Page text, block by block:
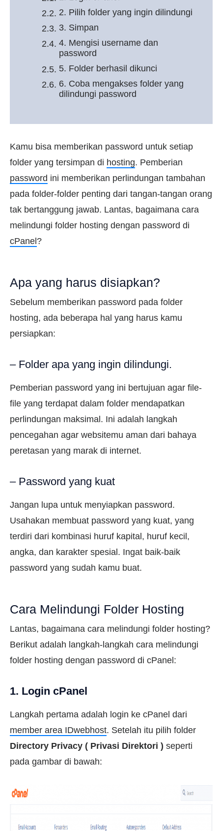
2. Pilih folder yang ingin dilindungi
3. Simpan
4. Mengisi username dan
password
5. Folder berhasil dikunci
6. Coba mengakses folder yang
dilindungi password
Kamu bisa memberikan password untuk setiap
folder yang tersimpan di hosting. Pemberian
password ini memberikan perlindungan tambahan
pada folder-folder penting dari tangan-tangan orang
tak bertanggung jawab. Lantas, bagaimana cara
melindungi folder hosting dengan password di
cPanel ?
Apa yang harus disiapkan?
Sebelum memberikan password pada folder
hosting, ada beberapa hal yang harus kamu
persiapkan:
– Folder apa yang ingin dilindungi.
Pemberian password yang ini bertujuan agar file-
file yang terdapat dalam folder mendapatkan
perlindungan maksimal. Ini adalah langkah
pencegahan agar websitemu aman dari bahaya
peretasan yang marak di internet.
– Password yang kuat
Jangan lupa untuk menyiapkan password.
Usahakan membuat password yang kuat, yang
terdiri dari kombinasi huruf kapital, huruf kecil,
angka, dan karakter spesial. Ingat baik-baik
password yang sudah kamu buat.
Cara Melindungi Folder Hosting
Lantas, bagaimana cara melindungi folder hosting?
Berikut adalah langkah-langkah cara melindungi
folder hosting dengan password di cPanel:
1. Login cPanel
Langkah pertama adalah login ke cPanel dari
member area IDwebhost. Setelah itu pilih folder
Directory Privacy ( Privasi Direktori ) seperti
pada gambar di bawah: